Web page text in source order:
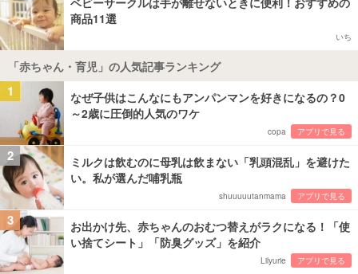
商品11選
いち
「赤ちゃん・育児」の人気記事ランキング
1
なぜ子供はこんなにもアンパンマンを好きになるの？0
～2歳に圧倒的人気のワケ
copa アプリで見る
2
ミルクは飲むのに母乳は飲まない「乳頭混乱」を避けた
い。私が選んだ哺乳瓶
shuuuuutanmama アプリで見る
3
お出かけ先、赤ちゃんのおむつ替えがラクになる！「使
い捨てシート」「防臭グッズ」を紹介
Lilyurie アプリで見る